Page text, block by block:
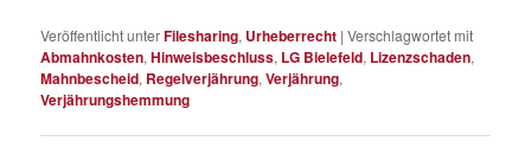
Veröffentlicht unterFilesharing, Urheberrecht |Verschlagwortet mit
Abmahnkosten,Hinweisbeschluss, LG Bielefeld, Lizenzschaden,
Mahnbescheid, Regelverjährung,Verjährung,
Verjährungshemmung